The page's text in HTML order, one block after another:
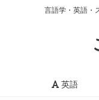
言語学・英語・
英語